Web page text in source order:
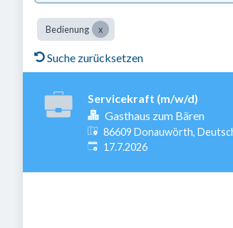
Bedienung
Suche zurücksetzen
Servicekraft (m/w/d)
Gasthaus zum Bären
86609 Donauwörth,
Veröffentlicht
17.7.2026